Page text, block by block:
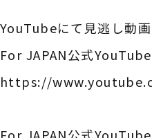
YouTubeにて見逃し動画
For JAPAN公式YouTube
https://